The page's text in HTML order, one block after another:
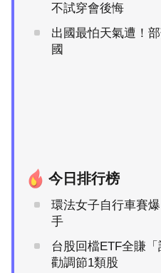
不試穿會後悔
出國最怕天氣遭！
國
今日排行榜
環法女子自行車賽
手
台股回檔ETF全賺
勸調節1類股